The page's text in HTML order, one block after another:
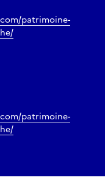
patrimoine-
patrimoine-